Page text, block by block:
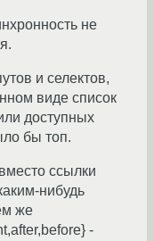
не
и селектов,
виде список
доступных
бы топ.
ссылки
нибудь
же
-